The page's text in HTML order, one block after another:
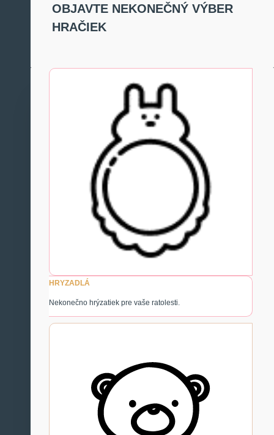
OBJAVTE NEKONEČNÝ VÝBER
HRAČIEK
HRYZADLÁ
Nekonečno hrýzatiek pre vaše ratolesti.